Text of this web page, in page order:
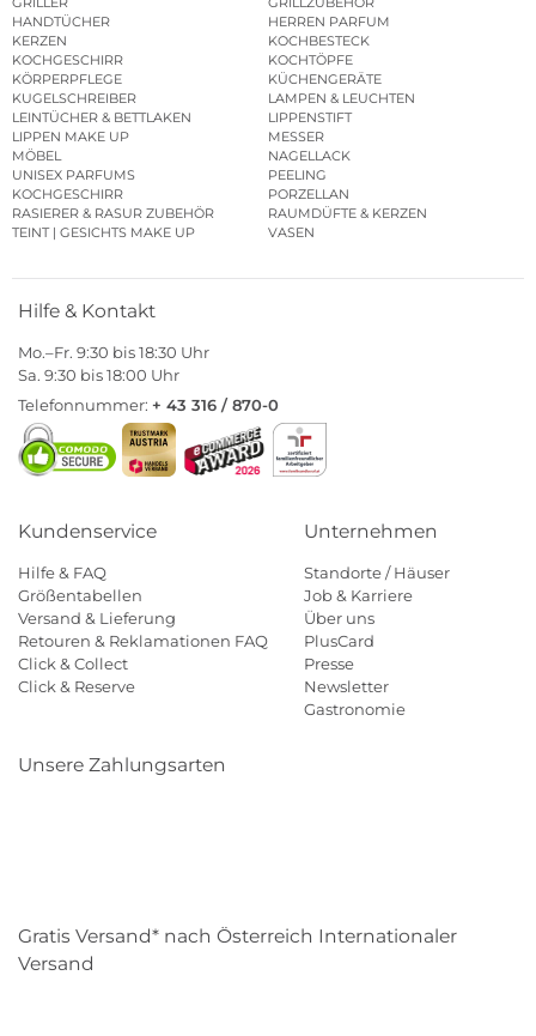
HANDTÜCHER
HERREN PARFUM
KERZEN
KOCHBESTECK
KOCHGESCHIRR
KOCHTÖPFE
KÖRPERPFLEGE
KÜCHENGERÄTE
KUGELSCHREIBER
LAMPEN & LEUCHTEN
LEINTÜCHER & BETTLAKEN
LIPPENSTIFT
LIPPEN MAKE UP
MESSER
MÖBEL
NAGELLACK
UNISEX PARFUMS
PEELING
KOCHGESCHIRR
PORZELLAN
RASIERER & RASUR ZUBEHÖR
RAUMDÜFTE & KERZEN
TEINT | GESICHTS MAKE UP
VASEN
Hilfe & Kontakt
Mo.–Fr. 9:30 bis 18:30 Uhr
Sa. 9:30 bis 18:00 Uhr
Telefonnummer: + 43 316 / 870-0
Kundenservice
Hilfe & FAQ
Größentabellen
Versand & Lieferung
Retouren & Reklamationen FAQ
Click & Collect
Click & Reserve
Unternehmen
Standorte / Häuser
Job & Karriere
Über uns
PlusCard
Presse
Newsletter
Gastronomie
Unsere Zahlungsarten
Gratis Versand* nach Österreich Internationaler
Versand